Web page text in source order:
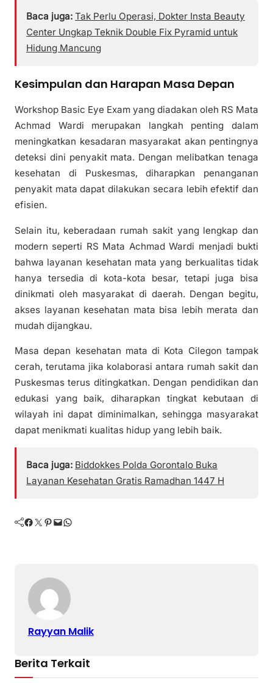
Baca juga: Tak Perlu Operasi, Dokter Insta Beauty
Center Ungkap Teknik Double Fix Pyramid untuk
Hidung Mancung
Kesimpulan dan Harapan Masa Depan
Workshop Basic Eye Exam yang diadakan oleh RS Mata
Achmad Wardi merupakan langkah penting dalam
meningkatkan kesadaran masyarakat akan pentingnya
deteksi dini penyakit mata. Dengan melibatkan tenaga
kesehatan di Puskesmas, diharapkan penanganan
penyakit mata dapat dilakukan secara lebih efektif dan
efisien.
Selain itu, keberadaan rumah sakit yang lengkap dan
modern seperti RS Mata Achmad Wardi menjadi bukti
bahwa layanan kesehatan mata yang berkualitas tidak
hanya tersedia di kota-kota besar, tetapi juga bisa
dinikmati oleh masyarakat di daerah. Dengan begitu,
akses layanan kesehatan mata bisa lebih merata dan
mudah dijangkau.
Masa depan kesehatan mata di Kota Cilegon tampak
cerah, terutama jika kolaborasi antara rumah sakit dan
Puskesmas terus ditingkatkan. Dengan pendidikan dan
edukasi yang baik, diharapkan tingkat kebutaan di
wilayah ini dapat diminimalkan, sehingga masyarakat
dapat menikmati kualitas hidup yang lebih baik.
Baca juga: Biddokkes Polda Gorontalo Buka
Layanan Kesehatan Gratis Ramadhan 1447 H
Facebook Twitter Pinterest Mail WhatsApp
Rayyan Malik
Berita Terkait